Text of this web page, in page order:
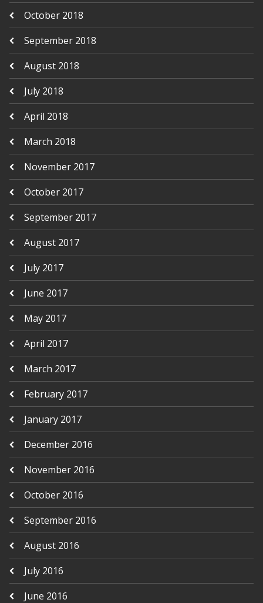
October 2018
September 2018
August 2018
July 2018
April 2018
March 2018
November 2017
October 2017
September 2017
August 2017
July 2017
June 2017
May 2017
April 2017
March 2017
February 2017
January 2017
December 2016
November 2016
October 2016
September 2016
August 2016
July 2016
June 2016